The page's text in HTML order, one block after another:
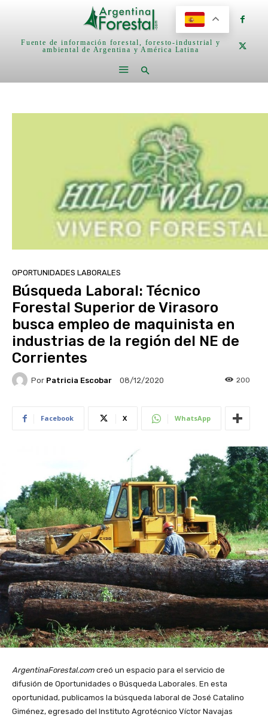
Fuente de información forestal, foresto-industrial y
ambiental de Argentina y América Latina
OPORTUNIDADES LABORALES
Búsqueda Laboral: Técnico
Forestal Superior de Virasoro
busca empleo de maquinista en
industrias de la región del NE de
Corrientes
Por Patricia Escobar 08/12/2020 200
Facebook X WhatsApp
ArgentinaForestal.com creó un espacio para el servicio de
difusión de Oportunidades o Búsqueda Laborales. En esta
oportunidad, publicamos la búsqueda laboral de José Catalino
Giménez, egresado del Instituto Agrotécnico Víctor Navajas